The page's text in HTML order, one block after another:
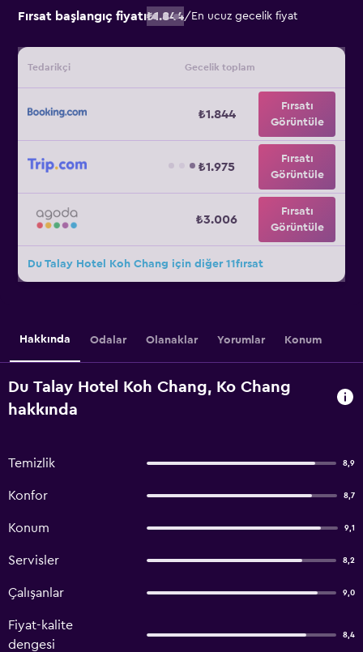
Fırsat başlangıç fiyatı₺1.844/ En ucuz gecelik fiyat
Tedarikçi Gecelik toplam
₺1.844
Fırsatı
Görüntüle
₺1.975
Fırsatı
Görüntüle
₺3.006
Fırsatı
Görüntüle
Du Talay Hotel Koh Chang için diğer 11fırsat
Hakkında Odalar Olanaklar Yorumlar Konum
Du Talay Hotel Koh Chang, Ko Chang
hakkında
Temizlik 8,9
Konfor 8,7
Konum 9,1
Servisler 8,2
Çalışanlar 9,0
Fiyat-kalite
dengesi
8,4